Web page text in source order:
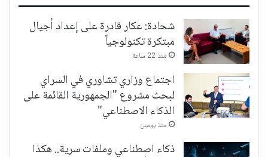
شحادة: عكار قادرة على إعداد أجيال
مبتكرة تكنولوجياً
منذ 22 ساعة
اجتماع وزاري تشاوري في السراي
لبحث مشروع "الجمهورية القائمة على
الذكاء الاصطناعي"
منذ يومين
ذكاء اصطناعي وملفات سرية.. هكذا